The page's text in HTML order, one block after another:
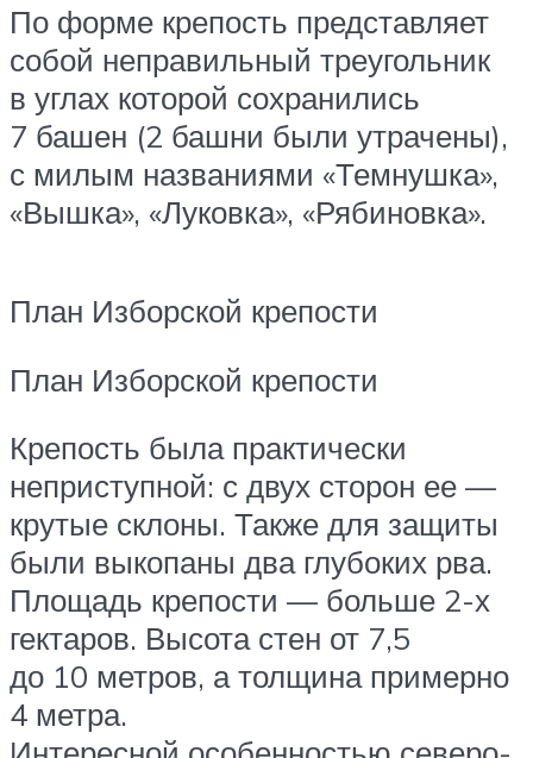
По форме крепость представляет
собой неправильный треугольник
в углах которой сохранились
7 башен (2 башни были утрачены),
с милым названиями «Темнушка»,
«Вышка», «Луковка», «Рябиновка».
План Изборской крепости
План Изборской крепости
Крепость была практически
неприступной: с двух сторон ее —
крутые склоны. Также для защиты
были выкопаны два глубоких рва.
Площадь крепости — больше 2-х
гектаров. Высота стен от 7,5
до 10 метров, а толщина примерно
4 метра.